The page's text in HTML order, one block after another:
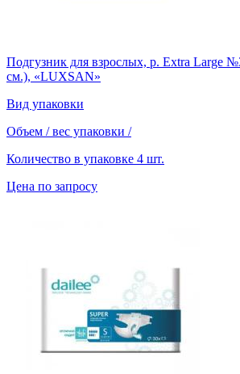
Подгузник для взрослых, р. Extra Large
см.), «LUXSAN»
Вид упаковки
Объем / вес упаковки /
Количество в упаковке 4 шт.
Цена по запросу